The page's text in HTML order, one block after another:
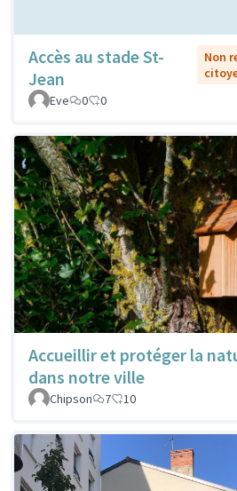
Accès au stade St-
Jean
Non
Eve
0 0
Accueillir et protéger la
dans notre ville
Chipson
7 10